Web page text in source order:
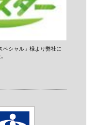
ペシャル」様より弊社に